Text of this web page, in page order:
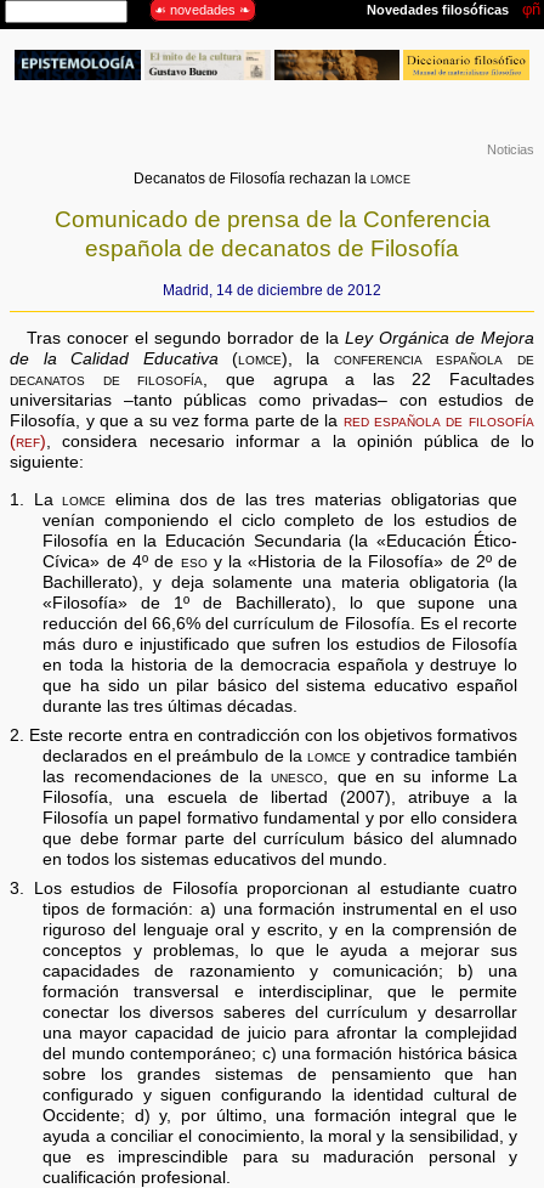
Noticias
Decanatos de Filosofía rechazan la lomce
Comunicado de prensa de la Conferencia
española de decanatos de Filosofía
Madrid, 14 de diciembre de 2012
Tras conocer el segundo borrador de la Ley Orgánica de Mejora
de la Calidad Educativa
(lomce), la conferencia española de
decanatos de filosofía, que agrupa a las 22 Facultades
universitarias –tanto públicas como privadas– con estudios de
Filosofía, y que a su vez forma parte de la red española de filosofía
(ref), considera necesario informar a la opinión pública de lo
siguiente:
1. Lalomce elimina dos de las tres materias obligatorias que
venían componiendo el ciclo completo de los estudios de
Filosofía en la Educación Secundaria (la «Educación Ético-
Cívica» de 4º de esoy la «Historia de la Filosofía» de 2º de
Bachillerato), y deja solamente una materia obligatoria (la
«Filosofía» de 1º de Bachillerato), lo que supone una
reducción del 66,6% del currículum de Filosofía. Es el recorte
más duro e injustificado que sufren los estudios de Filosofía
en toda la historia de la democracia española y destruye lo
que ha sido un pilar básico del sistema educativo español
durante las tres últimas décadas.
2. Este recorte entra en contradicción con los objetivos formativos
declarados en el preámbulo de lalomce y contradice también
las recomendaciones de launesco,
que en su informe La
Filosofía, una escuela de libertad (2007), atribuye a la
Filosofía un papel formativo fundamental y por ello considera
que debe formar parte del currículum básico del alumnado
en todos los sistemas educativos del mundo.
3. Los estudios de Filosofía proporcionan al estudiante cuatro
tipos de formación: a) una formación instrumental en el uso
riguroso del lenguaje oral y escrito, y en la comprensión de
conceptos y problemas, lo que le ayuda a mejorar sus
capacidades de razonamiento y comunicación; b) una
formación transversal e interdisciplinar, que le permite
conectar los diversos saberes del currículum y desarrollar
una mayor capacidad de juicio para afrontar la complejidad
del mundo contemporáneo; c) una formación histórica básica
sobre los grandes sistemas de pensamiento que han
configurado y siguen configurando la identidad cultural de
Occidente; d) y, por último, una formación integral que le
ayuda a conciliar el conocimiento, la moral y la sensibilidad, y
que es imprescindible para su maduración personal y
cualificación profesional.